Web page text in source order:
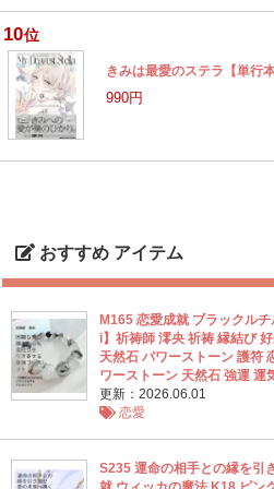
10位
きみは最愛のステラ【単行
990円
おすすめ アイテム
M165 恋愛成就 ブラックル
i】祈祷師 澪央 祈祷 縁結び
天然石 パワーストーン 護符
ワーストーン 天然石 強運 運
更新：2026.06.01
恋愛
S235 運命の相手との縁を引